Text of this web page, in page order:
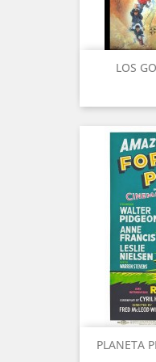
LOS
PLANETA